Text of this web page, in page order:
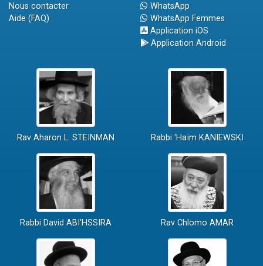
Nous contacter
Aide (FAQ)
WhatsApp
WhatsApp Femmes
Application iOS
Application Android
Rav Aharon L. STEINMAN Rabbi 'Haïm KANIEWSKI
Rabbi David ABI'HSSIRA Rav Chlomo AMAR